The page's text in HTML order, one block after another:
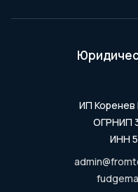
ИП
ОГРНИП
ИНН